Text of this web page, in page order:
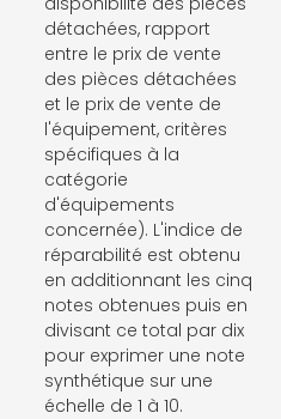
détachées, rapport
entre le prix de vente
des pièces détachées
et le prix de vente de
l'équipement, critères
spécifiques à la
catégorie
d'équipements
concernée). L'indice de
réparabilité est obtenu
en additionnant les cinq
notes obtenues puis en
divisant ce total par dix
pour exprimer une note
synthétique sur une
échelle de 1 à 10.